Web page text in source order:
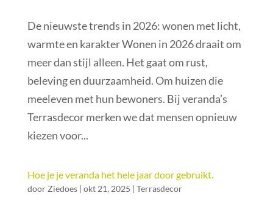
De nieuwste trends in 2026: wonen met licht,
warmte en karakter Wonen in 2026 draait om
meer dan stijl alleen. Het gaat om rust,
beleving en duurzaamheid. Om huizen die
meeleven met hun bewoners. Bij veranda’s
Terrasdecor merken we dat mensen opnieuw
kiezen voor...
Hoe je je veranda het hele jaar door gebruikt.
door Ziedoes| okt 21, 2025 | Terrasdecor